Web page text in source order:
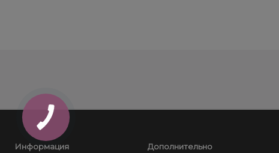
Информация Дополнительно